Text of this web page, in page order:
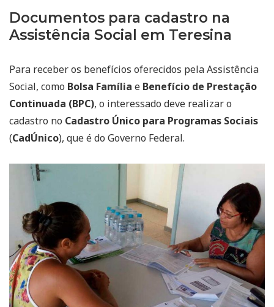
Documentos para cadastro na
Assistência Social em Teresina
Para receber os benefícios oferecidos pela Assistência
Social, como Bolsa Família e Benefício de Prestação
Continuada (BPC), o interessado deve realizar o
cadastro no Cadastro Único para Programas Sociais
(CadÚnico), que é do Governo Federal.